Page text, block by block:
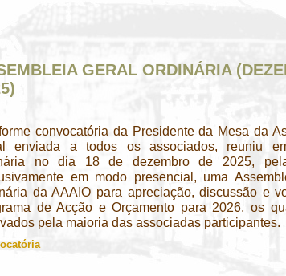
GERAL ORDINÁRIA
convocatória da Presidente da Mesa da
enviada a todos os associados, reuniu
no dia 18 de dezembro de 2025,
em modo presencial, uma
da AAAIO para apreciação, discussão e
de Acção e Orçamento para 2026, os
pela maioria das associadas participantes.